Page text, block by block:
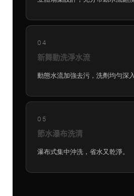
04
新舞動洗淨水流
動態水流加強去污，洗劑均勻深入
05
節水瀑布洗清
瀑布式集中沖洗，省水又乾淨。